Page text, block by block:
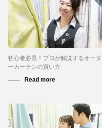
初心者必見！プロが解説するオーダ
ーカーテンの買い方